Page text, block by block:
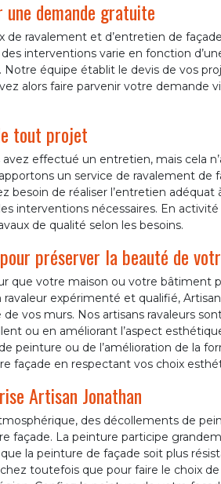
demande gratuite
ravalement et d’entretien de
interventions varie en fonction
équipe établit le devis de vos
alors faire parvenir votre demande
tout projet
effectué un entretien, mais cela
un service de ravalement de
besoin de réaliser l’entretien adéquat
interventions nécessaires. En
de qualité selon les besoins.
préserver la beauté de
que votre maison ou votre bâtiment
expérimenté et qualifié,
de vos murs. Nos artisans ravaleurs
ou en améliorant l’aspect
peinture ou de l’amélioration de la
façade en respectant vos choix
Artisan Jonathan
des décollements de
façade. La peinture participe
la peinture de façade soit plus
toutefois que pour faire le choix